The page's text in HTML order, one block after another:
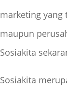
marketing yang
maupun
Sosiakita
Sosiakita